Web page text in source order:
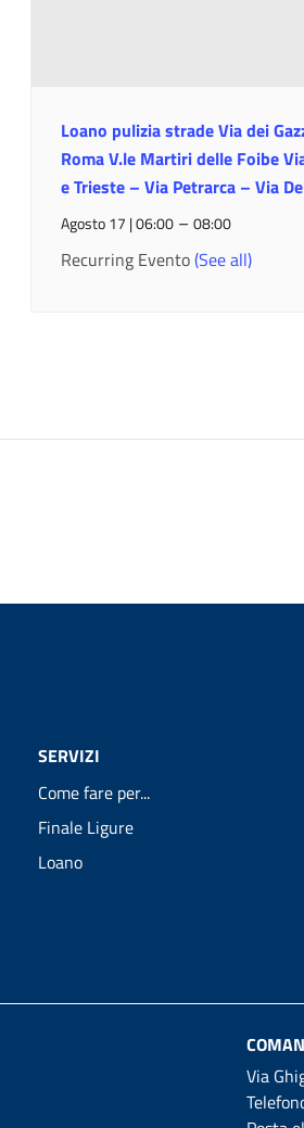
Loano pulizia strade Via dei
Roma V.le Martiri delle Foibe
e Trieste – Via Petrarca – Via
Agosto 17 | 06:00– 08:00
Recurring Evento(See all)
SERVIZI
Come fare per...
Finale Ligure
Loano
Via